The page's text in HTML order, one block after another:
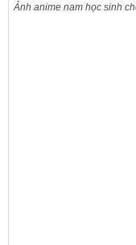
Ảnh anime nam học sinh